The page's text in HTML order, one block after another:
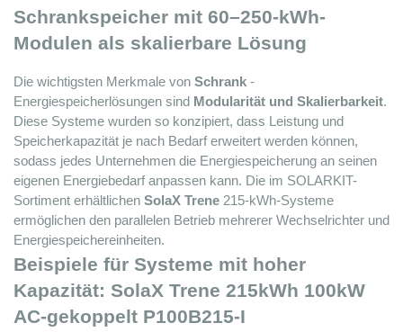
Schrankspeicher mit 60–250-kWh-
Modulen als skalierbare Lösung
Die wichtigsten Merkmale von Schrank -
Energiespeicherlösungen sind Modularität und Skalierbarkeit.
Diese Systeme wurden so konzipiert, dass Leistung und
Speicherkapazität je nach Bedarf erweitert werden können,
sodass jedes Unternehmen die Energiespeicherung an seinen
eigenen Energiebedarf anpassen kann. Die im SOLARKIT-
Sortiment erhältlichen SolaX Trene 215-kWh-Systeme
ermöglichen den parallelen Betrieb mehrerer Wechselrichter und
Energiespeichereinheiten.
Beispiele für Systeme mit hoher
Kapazität: SolaX Trene 215kWh 100kW
AC-gekoppelt P100B215-I